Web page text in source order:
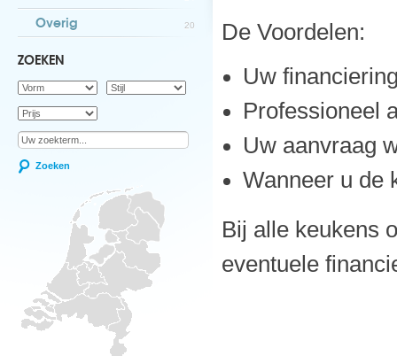
Overig 20
ZOEKEN
Zoeken
De Voordelen:
Uw
Professioneel
Uw aanvraag
Wanneer u de
Bij alle keukens
eventuele